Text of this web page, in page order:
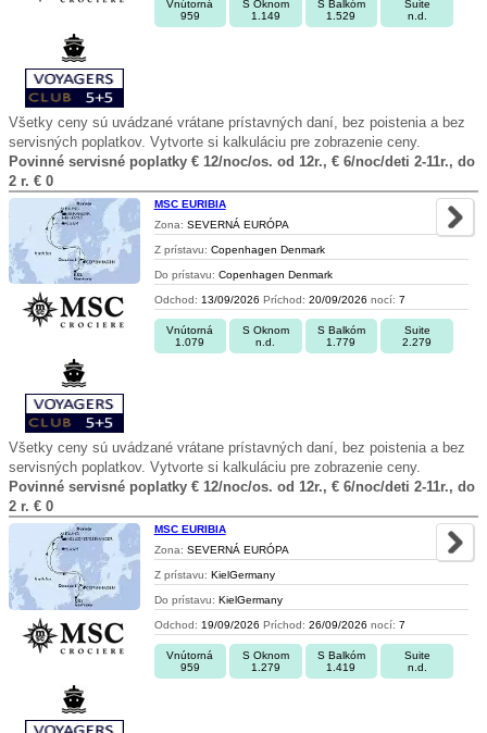
Vnútorná
959
S Oknom
1.149
S Balkóm
1.529
Suite
n.d.
Všetky ceny sú uvádzané vrátane prístavných daní, bez poistenia a bez
servisných poplatkov. Vytvorte si kalkuláciu pre zobrazenie ceny.
Povinné servisné poplatky € 12/noc/os. od 12r., € 6/noc/deti 2-11r., do
2 r. € 0
MSC EURIBIA
Zona: SEVERNÁ EURÓPA
Z prístavu: Copenhagen Denmark
Do prístavu: Copenhagen Denmark
Odchod: 13/09/2026 Príchod: 20/09/2026 nocí: 7
Vnútorná
1.079
S Oknom
n.d.
S Balkóm
1.779
Suite
2.279
Všetky ceny sú uvádzané vrátane prístavných daní, bez poistenia a bez
servisných poplatkov. Vytvorte si kalkuláciu pre zobrazenie ceny.
Povinné servisné poplatky € 12/noc/os. od 12r., € 6/noc/deti 2-11r., do
2 r. € 0
MSC EURIBIA
Zona: SEVERNÁ EURÓPA
Z prístavu: KielGermany
Do prístavu: KielGermany
Odchod: 19/09/2026 Príchod: 26/09/2026 nocí: 7
Vnútorná
959
S Oknom
1.279
S Balkóm
1.419
Suite
n.d.